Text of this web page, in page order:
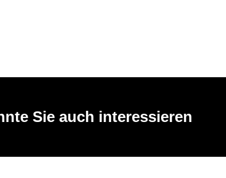
Sie auch interessieren